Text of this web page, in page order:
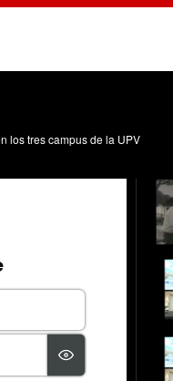
los tres campus de la UPV